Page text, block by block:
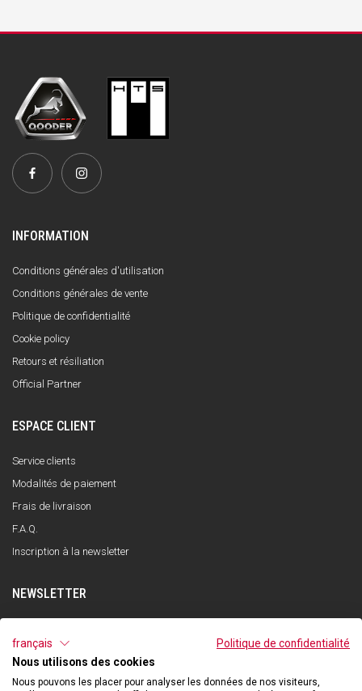
INFORMATION
Conditions générales d'utilisation
Conditions générales de vente
Politique de confidentialité
Cookie policy
Retours et résiliation
Official Partner
ESPACE CLIENT
Service clients
Modalités de paiement
Frais de livraison
F.A.Q.
Inscription à la newsletter
NEWSLETTER
S'INSCRIRE
J'ai lu et compris la politique de confidentialité et j'accepte le traitement de
conformément à ce qui est indiqué dans la politique de confidentialité.
français
Politique de confidentialité
Nous utilisons des cookies
Nous pouvons les placer pour analyser les données de nos visiteurs,